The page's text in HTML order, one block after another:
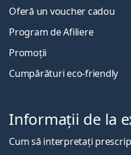
Oferă un voucher cadou
Program de Afiliere
Promoții
Cumpărături eco-friendly
Informații de la
Cum să interpretați